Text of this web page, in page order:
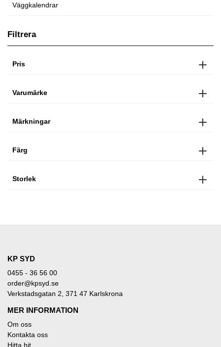
Väggkalendrar
Filtrera
Pris
Varumärke
Märkningar
Färg
Storlek
KP SYD
0455 - 36 56 00
order@kpsyd.se
Verkstadsgatan 2, 371 47 Karlskrona
MER INFORMATION
Om oss
Kontakta oss
Hitta hit